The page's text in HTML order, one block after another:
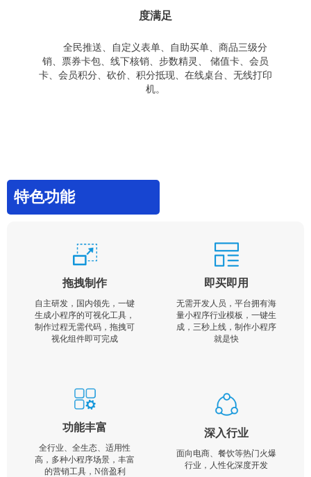
度满足
全民推送、自定义表单、自助买单、商品三级分
销、票券卡包、线下核销、步数精灵、 储值卡、会员
卡、会员积分、砍价、积分抵现、在线桌台、无线打印
机。
特色功能
拖拽制作
自主研发，国内领先，一键
生成小程序的可视化工具，
制作过程无需代码，拖拽可
视化组件即可完成
即买即用
无需开发人员，平台拥有海
量小程序行业模板，一键生
成，三秒上线，制作小程序
就是快
功能丰富
全行业、全生态、适用性
高，多种小程序场景，丰富
的营销工具，N倍盈利
深入行业
面向电商、餐饮等热门火爆
行业，人性化深度开发